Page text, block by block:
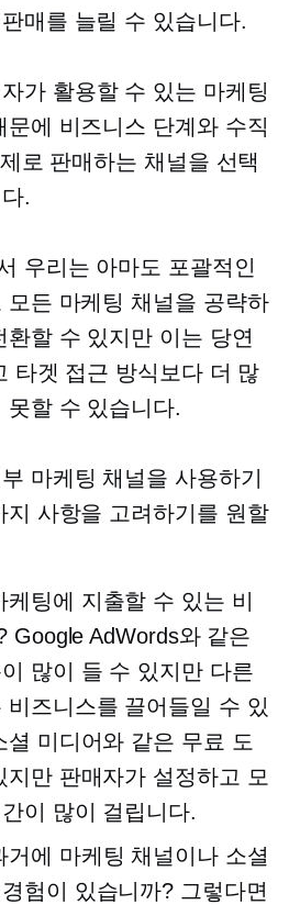
매를 늘릴 수 있습니다.
가 활용할 수 있는 마케팅
에 비즈니스 단계와 수직
로 판매하는 채널을 선택
.
우리는 아마도 포괄적인
모든 마케팅 채널을 공략하
할 수 있지만 이는 당연
타겟 접근 방식보다 더 많
못할 수 있습니다.
마케팅 채널을 사용하기
지 사항을 고려하기를 원할
팅에 지출할 수 있는 비
Google AdWords와 같은
많이 들 수 있지만 다른
즈니스를 끌어들일 수 있
셜 미디어와 같은 무료 도
지만 판매자가 설정하고 모
이 많이 걸립니다.
에 마케팅 채널이나 소셜
험이 있습니까? 그렇다면